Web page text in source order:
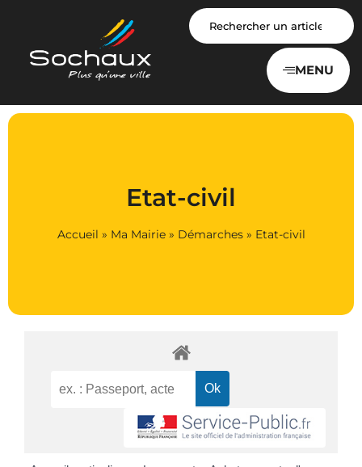
MENU
Etat-civil
Accueil » Ma Mairie» Démarches» Etat-civil
Panneau de gestion des cookies